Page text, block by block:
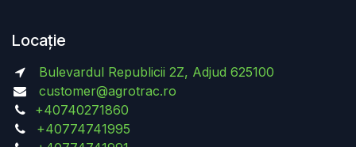
Locație
Bulevardul Republicii 2Z, Adjud 625100
customer@agrotrac.ro
+40740271860
+40774741995